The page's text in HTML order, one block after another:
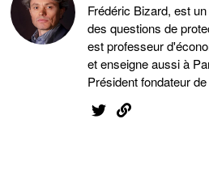
Frédéric Bizard, est
des questions de
est professeur
et enseigne aussi à
Président fondateur